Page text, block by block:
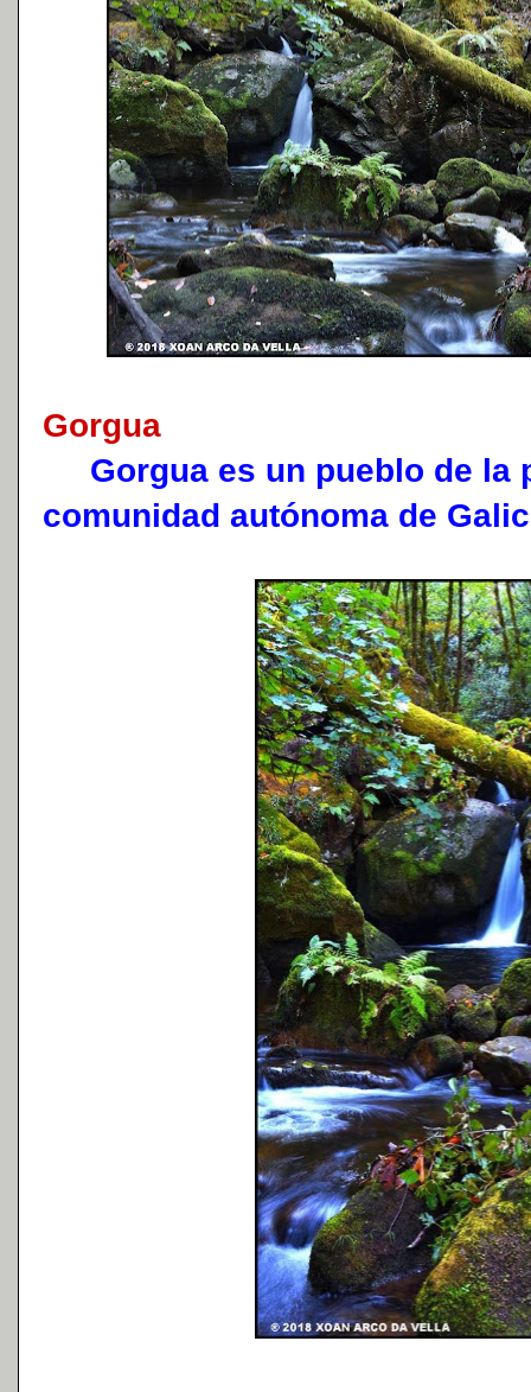
Gorgua
Gorgua es un pueblo de la
comunidad autónoma de